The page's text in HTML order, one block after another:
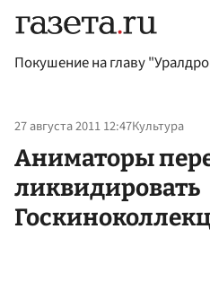
Покушение на главу
27 августа 2011 12:47Культура
Аниматоры
ликвидировать